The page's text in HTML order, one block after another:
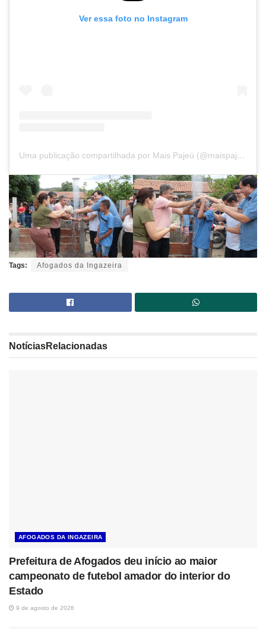
Ver essa foto no Instagram
Uma publicação compartilhada por Mais Pajeú (@maispajeu)
Tags: Afogados da Ingazeira
NotíciasRelacionadas
AFOGADOS DA INGAZEIRA
Prefeitura de Afogados deu início ao maior
campeonato de futebol amador do interior do
Estado
9 de agosto de 2026